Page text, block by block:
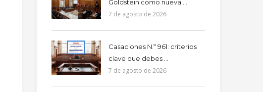
Goldstein como nueva ...
7 de agosto de 2026
Casaciones N.º 961: criterios
clave que debes ...
7 de agosto de 2026